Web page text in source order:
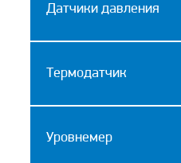
Датчики давления
Термодатчик
Уровнемер